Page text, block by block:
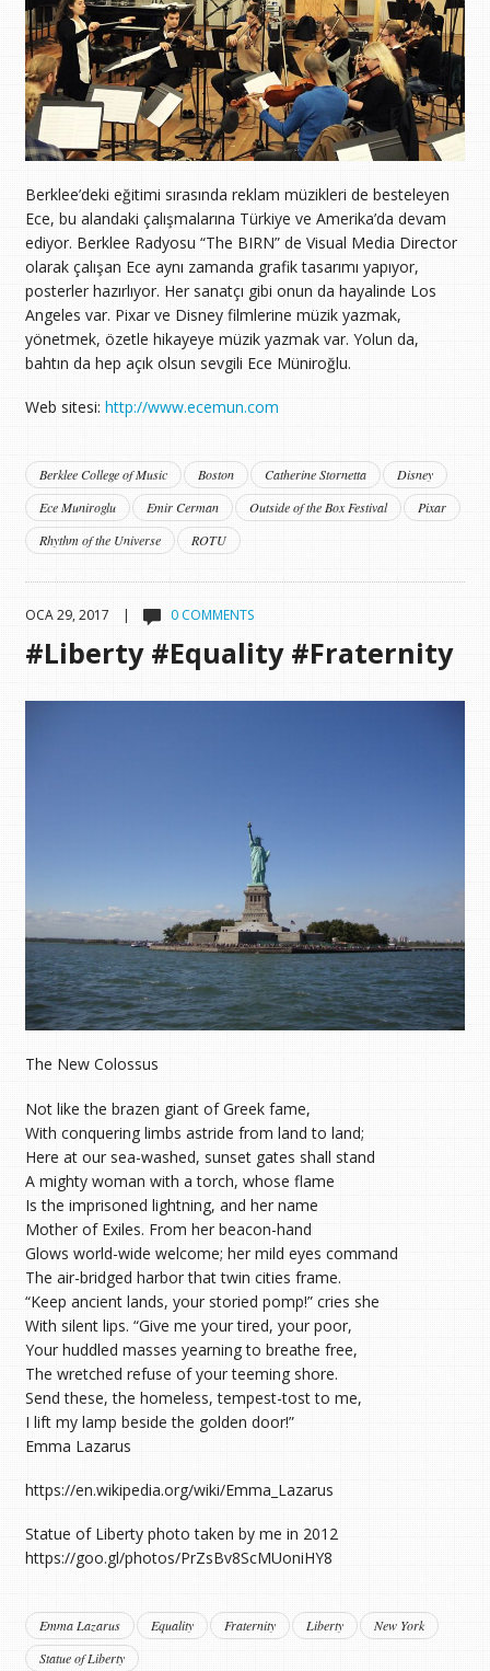
Berklee’deki eğitimi sırasında reklam müzikleri de besteleyen
Ece, bu alandaki çalışmalarına Türkiye ve Amerika’da devam
ediyor. Berklee Radyosu “The BIRN” de Visual Media Director
olarak çalışan Ece aynı zamanda grafik tasarımı yapıyor,
posterler hazırlıyor. Her sanatçı gibi onun da hayalinde Los
Angeles var. Pixar ve Disney filmlerine müzik yazmak,
yönetmek, özetle hikayeye müzik yazmak var. Yolun da,
bahtın da hep açık olsun sevgili Ece Müniroğlu.
Web sitesi: http://www.ecemun.com
Berklee College of Music Boston Catherine Stornetta
Disney
Ece Muniroglu
Emir Cerman Outside of the Box Festival
Pixar
Rhythm of the Universe
ROTU
OCA 29, 2017 | 0 COMMENTS
#Liberty #Equality #Fraternity
The New Colossus
Not like the brazen giant of Greek fame,
With conquering limbs astride from land to land;
Here at our sea-washed, sunset gates shall stand
A mighty woman with a torch, whose flame
Is the imprisoned lightning, and her name
Mother of Exiles. From her beacon-hand
Glows world-wide welcome; her mild eyes command
The air-bridged harbor that twin cities frame.
“Keep ancient lands, your storied pomp!” cries she
With silent lips. “Give me your tired, your poor,
Your huddled masses yearning to breathe free,
The wretched refuse of your teeming shore.
Send these, the homeless, tempest-tost to me,
I lift my lamp beside the golden door!”
Emma Lazarus
https://en.wikipedia.org/wiki/Emma_Lazarus
Statue of Liberty photo taken by me in 2012
https://goo.gl/photos/PrZsBv8ScMUoniHY8
Emma Lazarus Equality Fraternity Liberty
New York
Statue of Liberty